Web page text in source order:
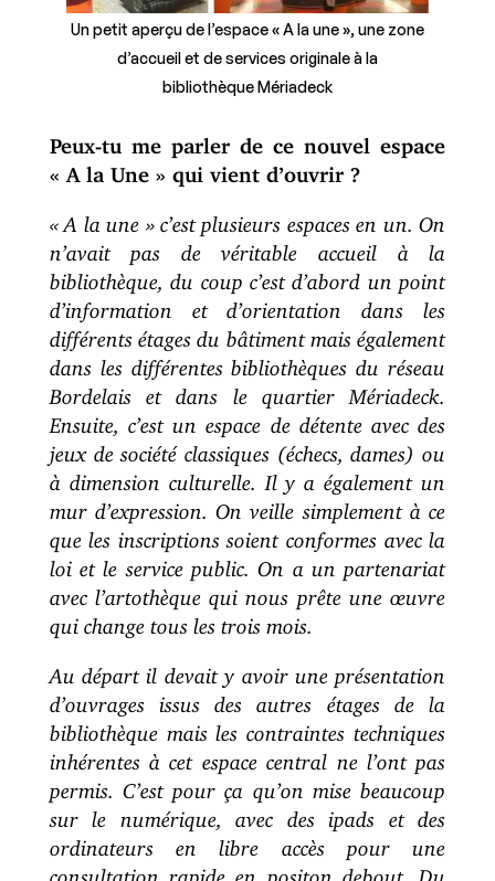
Un petit aperçu de l’espace « A la une », une zone
d’accueil et de services originale à la
bibliothèque Mériadeck
Peux-tu me parler de ce nouvel espace
« A la Une » qui vient d’ouvrir ?
« A la une » c’est plusieurs espaces en un. On
n’avait pas de véritable accueil à la
bibliothèque, du coup c’est d’abord un point
d’information et d’orientation dans les
différents étages du bâtiment mais également
dans les différentes bibliothèques du réseau
Bordelais et dans le quartier Mériadeck.
Ensuite, c’est un espace de détente avec des
jeux de société classiques (échecs, dames) ou
à dimension culturelle. Il y a également un
mur d’expression. On veille simplement à ce
que les inscriptions soient conformes avec la
loi et le service public. On a un partenariat
avec l’artothèque qui nous prête une œuvre
qui change tous les trois mois.
Au départ il devait y avoir une présentation
d’ouvrages issus des autres étages de la
bibliothèque mais les contraintes techniques
inhérentes à cet espace central ne l’ont pas
permis. C’est pour ça qu’on mise beaucoup
sur le numérique, avec des ipads et des
ordinateurs en libre accès pour une
consultation rapide en positon debout. Du